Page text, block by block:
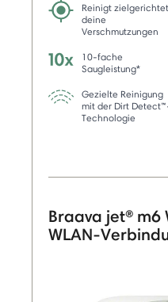
Reinigt zielgerichtet
deine
Verschmutzungen
10-fache
Saugleistung*
Gezielte Reinigung
mit der Dirt
Technologie
Braava jet®
WLAN-